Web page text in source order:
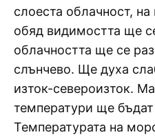
слоеста облачност,
обяд видимостта ще
облачността ще се
слънчево. Ще духа
изток-североизток.
температури ще бъдат
Температурата на